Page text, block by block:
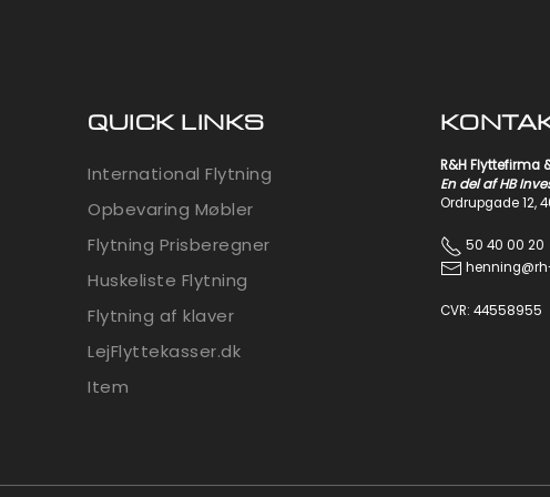
QUICK LINKS
International Flytning
Opbevaring Møbler
Flytning Prisberegner
Huskeliste Flytning
Flytning af klaver
LejFlyttekasser.dk
Item
R&H Flyttefirma
En del afHB
Ordrupgade 12,
50 40 00 20
CVR: 44558955